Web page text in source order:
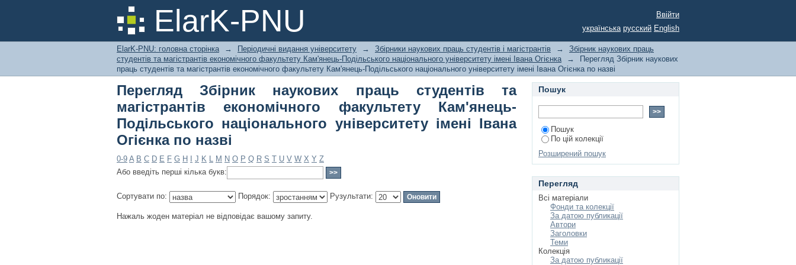
ElarK-PNU
Перегляд Збірник наукових праць студентів та магістрантів економічного
факультету Кам'янець-Подільського національного університету імені Івана
Огієнка по назві
Ввійти
українська русский English
ElarK-PNU: головна сторінка → Періодичні видання університету → Збірники наукових праць студентів і магістрантів →
Збірник наукових праць
студентів та магістрантів економічного факультету Кам'янець-Подільського національного університету імені Івана Огієнка
→
Перегляд Збірник наукових
праць студентів та магістрантів економічного факультету Кам'янець-Подільського національного університету імені Івана Огієнка по назві
Перегляд Збірник наукових праць студентів та
магістрантів економічного факультету Кам'янець-
Подільського національного університету імені Івана
Огієнка по назві
0-9 A B C D E F G H J K L M N O P Q R S T U V W X Y Z
Або введіть перші кілька букв:
Сортувати по: Порядок: Рузультати:
Нажаль жоден матеріал не відповідає вашому запиту.
Пошук
Пошук
По цій колекції
Розширений пошук
Перегляд
Всі матеріали
Фонди та колекції
За датою публикації
Автори
Заголовки
Теми
Колекція
За датою публикації